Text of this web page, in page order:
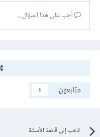
أجب على هذا السؤال...
متابعون
1
اذهب إلى قائمة الأسئلة